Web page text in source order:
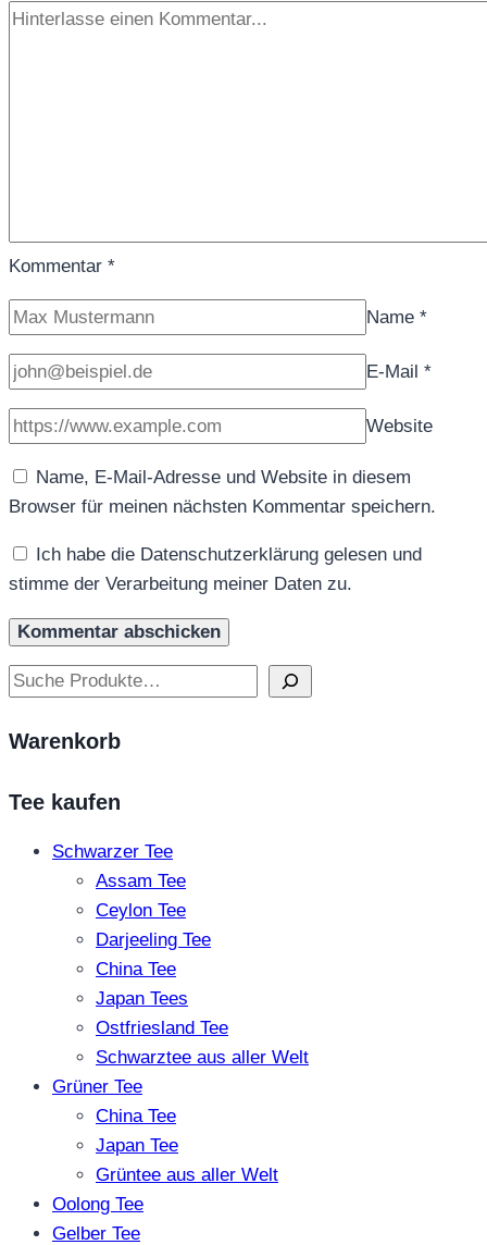
Kommentar *
Name *
E-Mail *
Website
Name, E-Mail-Adresse und Website in diesem
Browser für meinen nächsten Kommentar speichern.
Ich habe die Datenschutzerklärung gelesen und
stimme der Verarbeitung meiner Daten zu.
Suchen
Warenkorb
Tee kaufen
Schwarzer Tee
Assam Tee
Ceylon Tee
Darjeeling Tee
China Tee
Japan Tees
Ostfriesland Tee
Schwarztee aus aller Welt
Grüner Tee
China Tee
Japan Tee
Grüntee aus aller Welt
Oolong Tee
Gelber Tee